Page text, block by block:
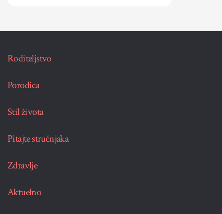
Roditeljstvo
Porodica
Stil života
Pitajte stručnjaka
Zdravlje
Aktuelno